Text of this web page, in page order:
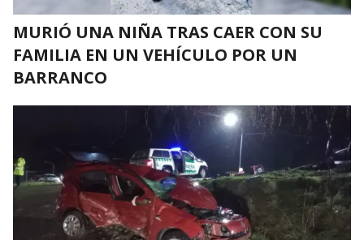
MURIÓ UNA NIÑA TRAS CAER CON SU
FAMILIA EN UN VEHÍCULO POR UN
BARRANCO